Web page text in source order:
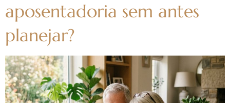
aposentadoria sem antes
planejar?